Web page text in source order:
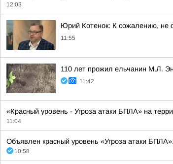
12:03
Юрий Котенок: К сожалению, не
11:55
110 лет прожил ельчанин М.Л.
11:42
«Красный уровень - Угроза атаки БПЛА» на
11:04
Объявлен красный уровень «Угроза атаки
10:58